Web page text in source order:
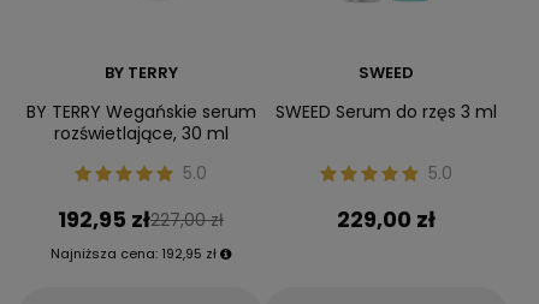
BY TERRY
BY TERRY Wegańskie serum
rozświetlające, 30 ml
5.0
192,95 zł227,00 zł
Najniższa cena: 192,95 zł
SWEED
SWEED Serum do rzęs 3 ml
5.0
229,00 zł